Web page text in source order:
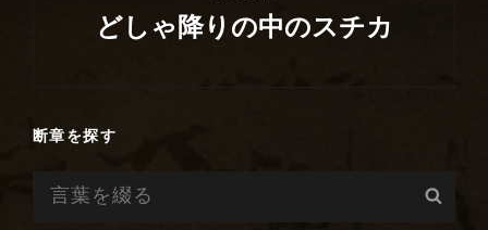
どしゃ降りの中のスチカ
投
断章を探す
検